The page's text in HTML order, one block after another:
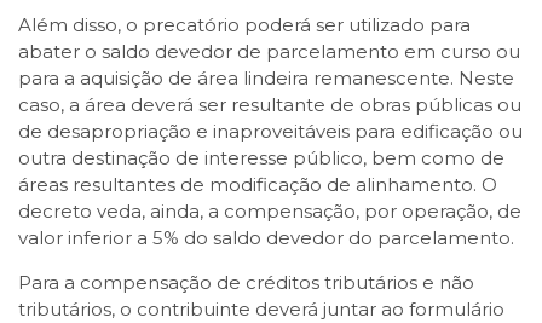
Além disso, o precatório poderá ser utilizado para
abater o saldo devedor de parcelamento em curso ou
para a aquisição de área lindeira remanescente. Neste
caso, a área deverá ser resultante de obras públicas ou
de desapropriação e inaproveitáveis para edificação ou
outra destinação de interesse público, bem como de
áreas resultantes de modificação de alinhamento. O
decreto veda, ainda, a compensação, por operação, de
valor inferior a 5% do saldo devedor do parcelamento.
Para a compensação de créditos tributários e não
tributários, o contribuinte deverá juntar ao formulário